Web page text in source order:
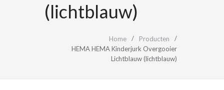
(lichtblauw)
Home
Producten
HEMA HEMA Kinderjurk Overgooier
Lichtblauw (lichtblauw)